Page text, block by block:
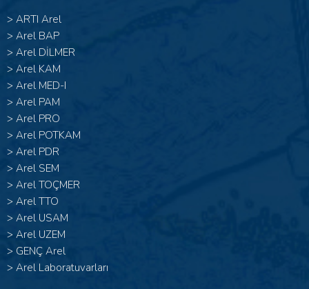
> ARTI Arel
> Arel BAP
> Arel DİLMER
> Arel KAM
> Arel MED-I
> Arel PAM
> Arel PRO
> Arel POTKAM
> Arel PDR
> Arel SEM
> Arel TOÇMER
> Arel TTO
> Arel USAM
> Arel UZEM
> GENÇ Arel
> Arel Laboratuvarları